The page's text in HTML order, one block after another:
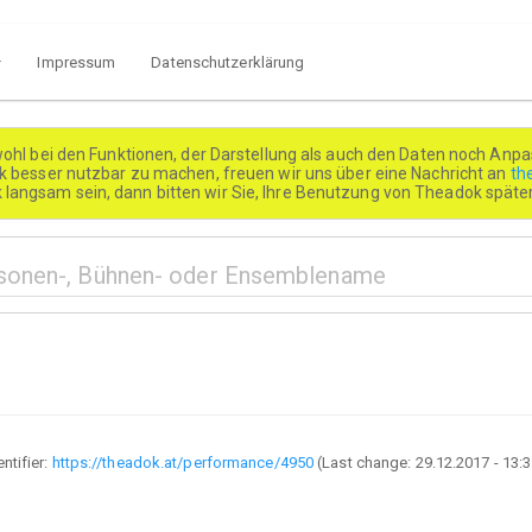
Impressum Datenschutzerklärung
bei den Funktionen, der Darstellung als auch den Daten noch
besser nutzbar zu machen, freuen wir uns über eine Nachricht an
sein, dann bitten wir Sie, Ihre Benutzung von Theadok
https://theadok.at/performance/4950 (Last change: 29.12.2017 -